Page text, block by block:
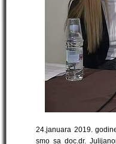
24.januara 2019.
smo sa doc.dr.